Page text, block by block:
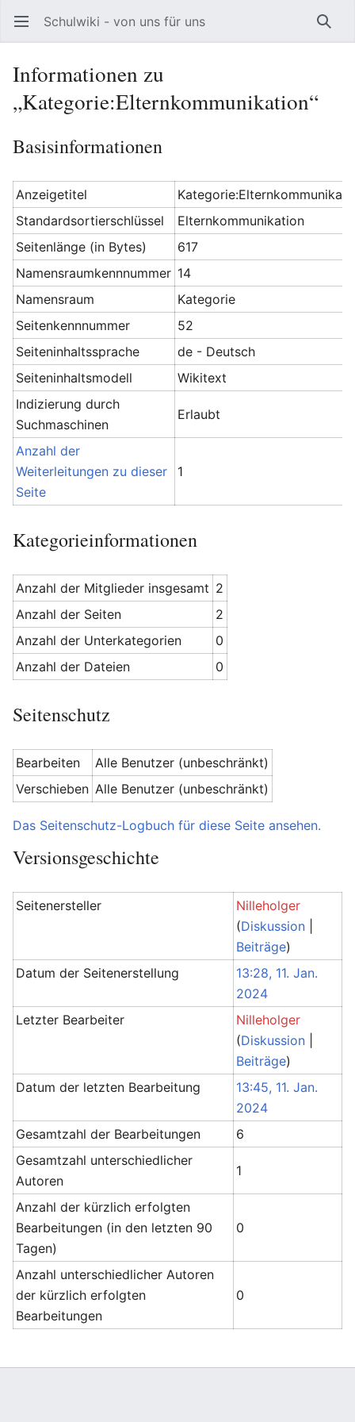
Hauptmenü öffnen Schulwiki - von uns für uns
Informationen zu
„Kategorie:Elternkommunikation“
Basisinformationen
Anzeigetitel
Standardsortierschlüssel
Elternkommunikation
Seitenlänge (in Bytes)
617
Namensraumkennnummer 14
Namensraum
Kategorie
Seitenkennnummer
52
Seiteninhaltssprache
de - Deutsch
Seiteninhaltsmodell
Wikitext
Indizierung durch
Suchmaschinen
Erlaubt
Anzahl der
Weiterleitungen zu dieser
Seite
1
Kategorieinformationen
Anzahl der Mitglieder insgesamt 2
Anzahl der Seiten
2
Anzahl der Unterkategorien
0
Anzahl der Dateien
0
Seitenschutz
Bearbeiten
Alle Benutzer (unbeschränkt)
Verschieben Alle Benutzer (unbeschränkt)
Das Seitenschutz-Logbuch für diese Seite ansehen.
Versionsgeschichte
Seitenersteller
Nilleholger
(Diskussion
Beiträge)
Datum der Seitenerstellung
13:28, 11. Jan.
2024
Letzter Bearbeiter
Nilleholger
(Diskussion
Beiträge)
Datum der letzten Bearbeitung
13:45, 11. Jan.
2024
Gesamtzahl der Bearbeitungen
6
Gesamtzahl unterschiedlicher
Autoren
1
Anzahl der kürzlich erfolgten
Bearbeitungen (in den letzten 90
Tagen)
0
Anzahl unterschiedlicher Autoren
der kürzlich erfolgten
Bearbeitungen
0